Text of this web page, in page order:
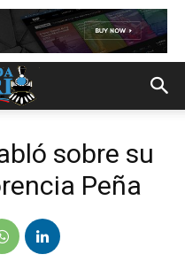
sobre su
Peña